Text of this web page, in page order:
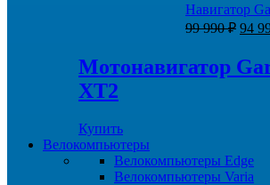
Навигатор
99 990₽
99
94
Мотонавигатор
XT2
Купить
Велокомпьютеры
Велокомпьютеры Edge
Велокомпьютеры Varia